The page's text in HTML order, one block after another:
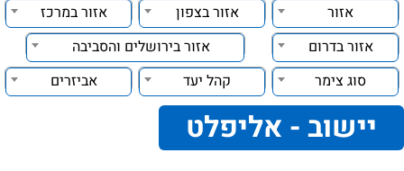
אזור אזור בצפון
אזור במרכז
אזור בדרום
אזור בירושלים והסביבה
סוג צימר
קהל יעד אביזרים
יישוב - אליפלט